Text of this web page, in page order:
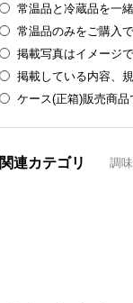
常温品と冷蔵品を一
常温品のみをご購入
掲載写真はイメージで
掲載している内容、
ケース(正箱)販売商
関連カテゴリ 調